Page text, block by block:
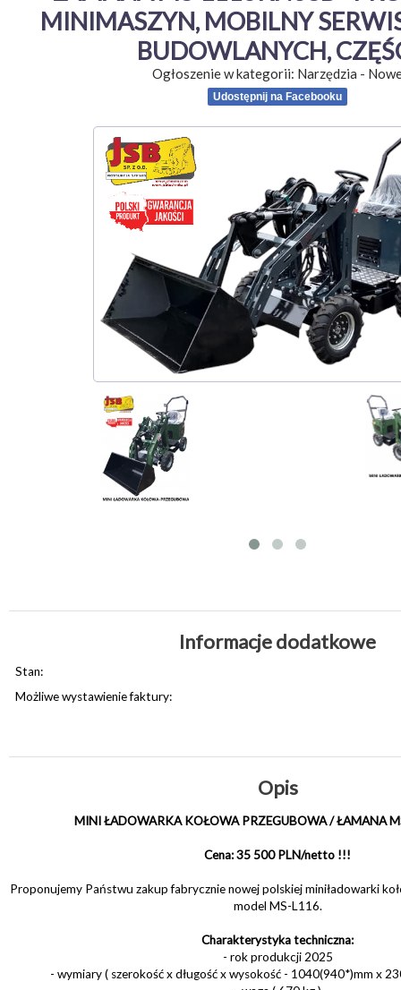
MINIMASZYN, MOBILNY
BUDOWLANYCH,
Ogłoszenie w kategorii: Narzędzia -
Udostępnij na Facebooku
Informacje dodatkowe
Stan:
Możliwe wystawienie faktury:
Opis
MINI ŁADOWARKA KOŁOWA PRZEGUBOWA / ŁAMANA
Cena: 35 500 PLN/netto !!!
Proponujemy Państwu zakup fabrycznie nowej polskiej miniładowarki
model MS-L116.
Charakterystyka techniczna:
- rok produkcji 2025
- wymiary ( szerokość x długość x wysokość - 1040(940*)mm x